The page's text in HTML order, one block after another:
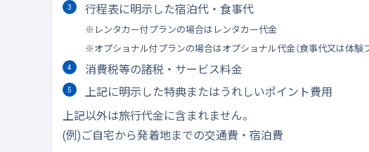
行程表に明示した宿泊代・食事代
レンタカー付プランの場合はレンタカー代金
オプショナル付プランの場合はオプショナル代金（食事代又は体験
消費税等の諸税・サービス料金
上記に明示した特典またはうれしいポイント費用
上記以外は旅行代金に含まれません。
(例)ご自宅から発着地までの交通費・宿泊費